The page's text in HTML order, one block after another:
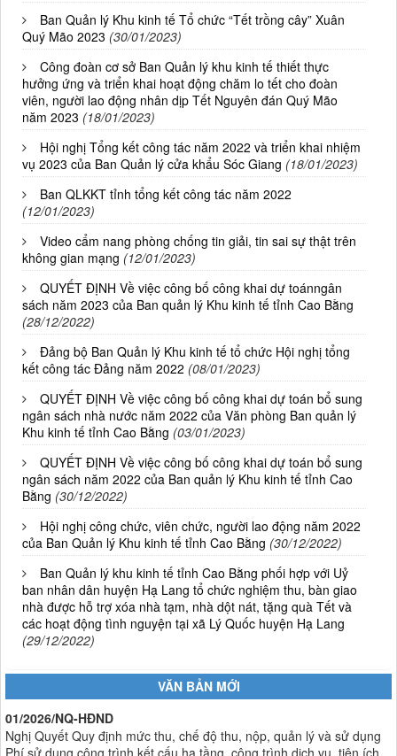
Ban Quản lý Khu kinh tế Tổ chức “Tết trồng cây” Xuân
Quý Mão 2023 (30/01/2023)
Công đoàn cơ sở Ban Quản lý khu kinh tế thiết thực
hưởng ứng và triển khai hoạt động chăm lo tết cho đoàn
viên, người lao động nhân dịp Tết Nguyên đán Quý Mão
năm 2023 (18/01/2023)
Hội nghị Tổng kết công tác năm 2022 và triển khai nhiệm
vụ 2023 của Ban Quản lý cửa khẩu Sóc Giang (18/01/2023)
Ban QLKKT tỉnh tổng kết công tác năm 2022
(12/01/2023)
Video cẩm nang phòng chống tin giải, tin sai sự thật trên
không gian mạng (12/01/2023)
QUYẾT ĐỊNH Về việc công bố công khai dự toánngân
sách năm 2023 của Ban quản lý Khu kinh tế tỉnh Cao Bằng
(28/12/2022)
Đảng bộ Ban Quản lý Khu kinh tế tổ chức Hội nghị tổng
kết công tác Đảng năm 2022 (08/01/2023)
QUYẾT ĐỊNH Về việc công bố công khai dự toán bổ sung
ngân sách nhà nước năm 2022 của Văn phòng Ban quản lý
Khu kinh tế tỉnh Cao Bằng (03/01/2023)
QUYẾT ĐỊNH Về việc công bố công khai dự toán bổ sung
ngân sách năm 2022 của Ban quản lý Khu kinh tế tỉnh Cao
Bằng (30/12/2022)
Hội nghị công chức, viên chức, người lao động năm 2022
của Ban Quản lý Khu kinh tế tỉnh Cao Bằng (30/12/2022)
Ban Quản lý khu kinh tế tỉnh Cao Bằng phối hợp với Uỷ
ban nhân dân huyện Hạ Lang tổ chức nghiệm thu, bàn giao
nhà được hỗ trợ xóa nhà tạm, nhà dột nát, tặng quà Tết và
các hoạt động tình nguyện tại xã Lý Quốc huyện Hạ Lang
(29/12/2022)
VĂN BẢN MỚI
Nghị Quyết Quy định mức thu, chế độ thu, nộp, quản lý và sử dụng
Phí sử dụng công trình kết cấu hạ tầng, công trình dịch vụ, tiện ích
công cộng trong khu vực cửa khẩu trên địa bàn tỉnh Cao Bằng